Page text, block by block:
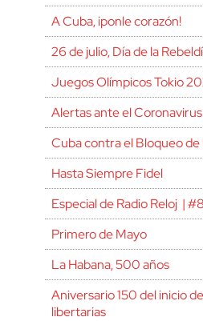
A Cuba, ¡ponle corazón!
26 de julio, Día de la
Juegos Olímpicos Tokio
Alertas ante el Coronavirus
Cuba contra el Bloqueo de
Hasta Siempre Fidel
Especial de Radio Reloj |
Primero de Mayo
La Habana, 500 años
Aniversario 150 del inicio
libertarias